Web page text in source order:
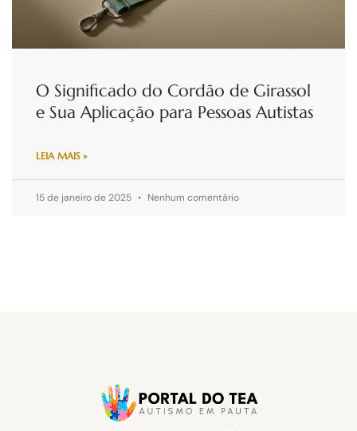
O Significado do Cordão de Girassol
e Sua Aplicação para Pessoas Autistas
LEIA MAIS »
15 de janeiro de 2025 Nenhum comentário